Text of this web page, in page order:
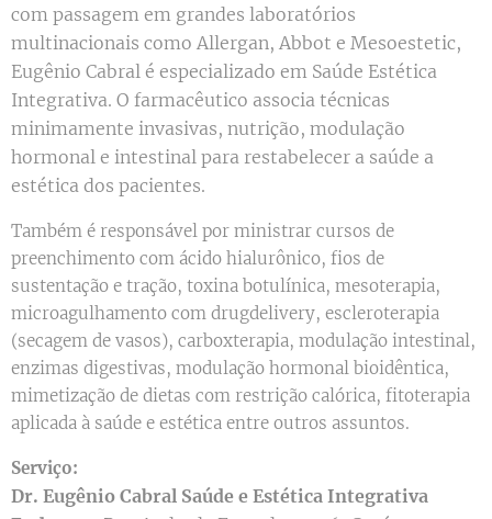
com passagem em grandes laboratórios
multinacionais como Allergan, Abbot e Mesoestetic,
Eugênio Cabral é especializado em Saúde Estética
Integrativa. O farmacêutico associa técnicas
minimamente invasivas, nutrição, modulação
hormonal e intestinal para restabelecer a saúde a
estética dos pacientes.
Também é responsável por ministrar cursos de
preenchimento com ácido hialurônico, fios de
sustentação e tração, toxina botulínica, mesoterapia,
microagulhamento com drugdelivery, escleroterapia
(secagem de vasos), carboxterapia, modulação intestinal,
enzimas digestivas, modulação hormonal bioidêntica,
mimetização de dietas com restrição calórica, fitoterapia
aplicada à saúde e estética entre outros assuntos.
Serviço:
Dr. Eugênio Cabral Saúde e Estética Integrativa